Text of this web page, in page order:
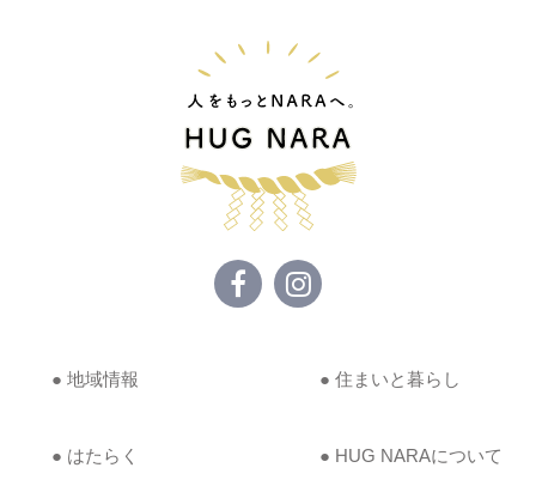
● 地域情報 ● 住まいと暮らし
● はたらく ● HUG NARAについて